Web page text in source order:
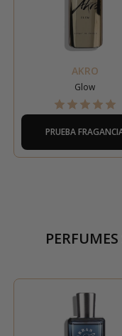
AKRO
Glow
PRUEBA